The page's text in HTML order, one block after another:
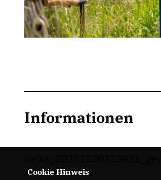
Informationen
Cookie Hinweis